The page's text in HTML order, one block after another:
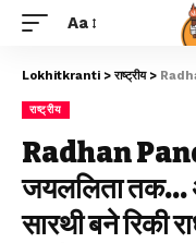
Aa
Lokhitkranti >राष्ट्रीय> Radhan
राष्ट्रीय
Radhan
जयललिता तक…
सारथी बने रिकी